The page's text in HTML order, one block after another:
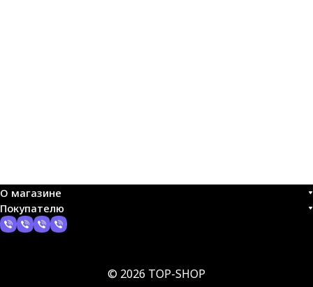
О магазине
Покупателю
© 2026 TOP-SHOP